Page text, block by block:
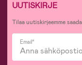
UUTISKIRJE
Tilaa uutiskirjeemme
Email*